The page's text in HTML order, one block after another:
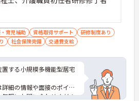
育児補助 資格取得サポート
研修制度あり
社会保険完備 交通費支給
する小規模多機能型居宅
細の情報や面接のポイン
軽にお問い合わせくださ